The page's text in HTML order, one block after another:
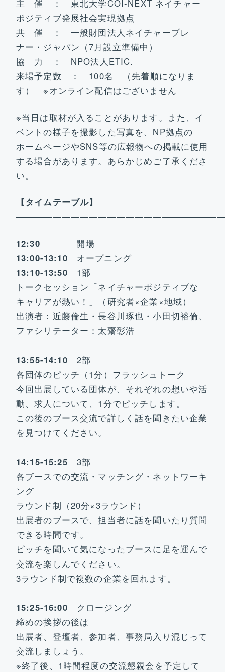
主 催 ： 東北大学COI-NEXT ネイチャー
ポジティブ発展社会実現拠点
共 催 ： 一般財団法人ネイチャープレ
ナー・ジャパン（7月設立準備中）
協 力 ： NPO法人ETIC.
来場予定数 ： 100名 （先着順になりま
す） ※オンライン配信はございません
※当日は取材が入ることがあります。また、イ
ベントの様子を撮影した写真を、NP拠点の
ホームページやSNS等の広報物への掲載に使用
する場合があります。あらかじめご了承くださ
い。
【タイムテーブル】
12:30 開場
13:00-13:10 オープニング
13:10-13:50 1部
トークセッション「ネイチャーポジティブな
キャリアが熱い！」（研究者×企業×地域）
出演者：近藤倫生・長谷川琢也・小田切裕倫、
ファシリテーター：太齋彰浩
13:55-14:10 2部
各団体のピッチ（1分）フラッシュトーク
今回出展している団体が、それぞれの想いや活
動、求人について、1分でピッチします。
この後のブース交流で詳しく話を聞きたい企業
を見つけてください。
14:15-15:25 3部
各ブースでの交流・マッチング・ネットワーキ
ング
ラウンド制（20分×3ラウンド）
出展者のブースで、担当者に話を聞いたり質問
できる時間です。
ピッチを聞いて気になったブースに足を運んで
交流を楽しんでください。
3ラウンド制で複数の企業を回れます。
15:25-16:00 クロージング
締めの挨拶の後は
出展者、登壇者、参加者、事務局入り混じって
交流しましょう。
※終了後、1時間程度の交流懇親会を予定して